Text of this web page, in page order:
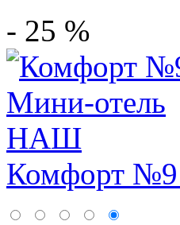
- 25 %
Комфорт